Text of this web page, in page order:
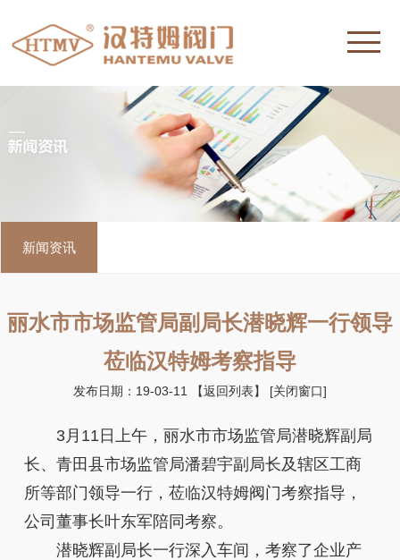
新闻资讯
丽水市市场监管局副局长潜晓辉一行领导
莅临汉特姆考察指导
发布日期：19-03-11 【返回列表】 [关闭窗口]
3月11日上午，丽水市市场监管局潜晓辉副局
长、青田县市场监管局潘碧宇副局长及辖区工商
所等部门领导一行，莅临汉特姆阀门考察指导，
公司董事长叶东军陪同考察。
潜晓辉副局长一行深入车间，考察了企业产